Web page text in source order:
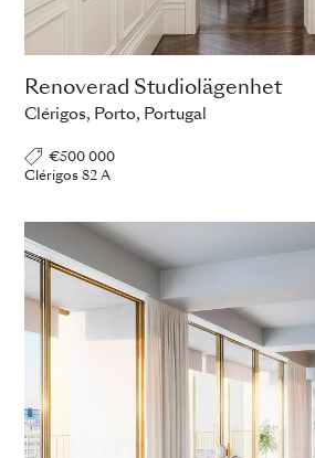
Renoverad Studiolägenhet
Clérigos, Porto, Portugal
€500 000
Clérigos 82 A